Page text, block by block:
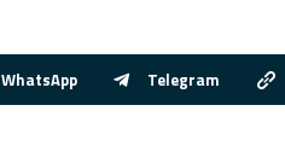
WhatsApp Telegram